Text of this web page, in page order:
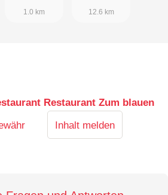
1.0 km
12.6 km
Restaurant Zum blauen
Inhalt melden